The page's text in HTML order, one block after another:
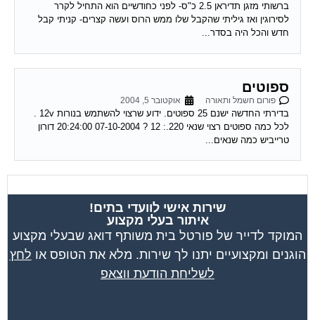
ברשותי מזגן תדיראן 2.5 כ"ס- לפני כחודשיים הוא התחיל לקרר
לסירוגין ואז גיליתי שהקבל שלו ממש הרוס ועשה קצרים- קניתי קבל
חדש והכל היה בסדר...
ספוטים
פורום חשמל ותאורה אוקטובר 5, 2004
לכל כמה ספוטים רצוי שנאי 220.: 12 ? 07-10-2004 20:24:00 דורון
טרייביש כמה שנאים...
שירות אישי לוועדי בתים!
איתור בעלי מקצוע
המוקד לדייר של פורטל בית משותף דואג שבעלי מקצוע
הוגנים ומקצועיים יתנו לך שירות. מלא את הטופס או לחץ
לשליחת הודעת ווצאפ